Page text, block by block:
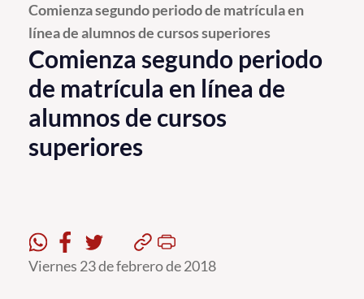
PUCV Internacional
Vinculación con el Medio
Admisión
Pregrado
Estudiantes
Comienza segundo periodo de matrícula en
línea de alumnos de cursos superiores
Comienza segundo periodo
de matrícula en línea de
alumnos de cursos
superiores
Viernes 23 de febrero de 2018